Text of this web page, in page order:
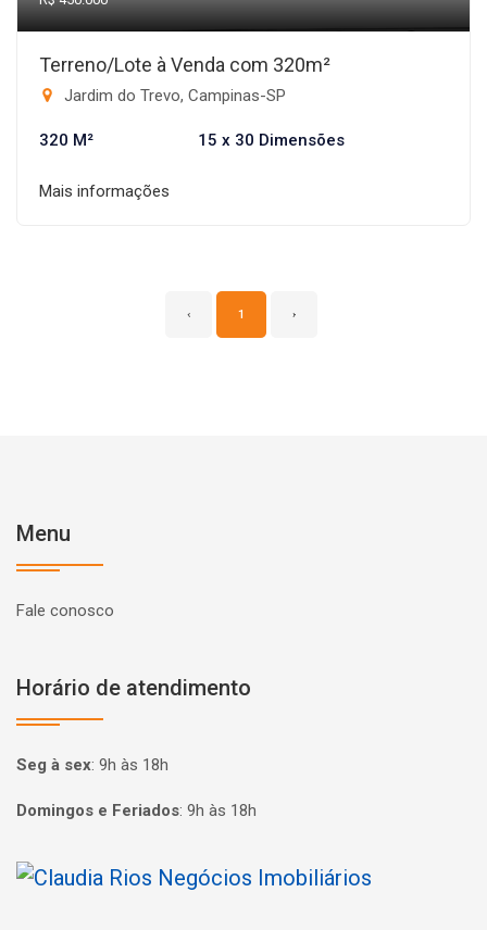
Terreno/Lote à Venda com 320m²
Jardim do Trevo, Campinas-SP
320 M² 15 x 30 Dimensões
Mais informações
‹ 1 ›
Menu
Fale conosco
Horário de atendimento
Seg à sex: 9h às 18h
Domingos e Feriados: 9h às 18h
Página inicial